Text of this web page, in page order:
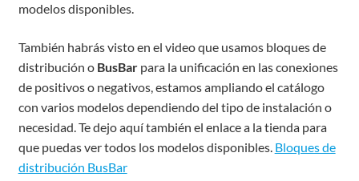
modelos disponibles.
También habrás visto en el video que usamos bloques de
distribución o BusBarpara la unificación en las conexiones
de positivos o negativos, estamos ampliando el catálogo
con varios modelos dependiendo del tipo de instalación o
necesidad. Te dejo aquí también el enlace a la tienda para
que puedas ver todos los modelos disponibles. Bloques de
distribución BusBar